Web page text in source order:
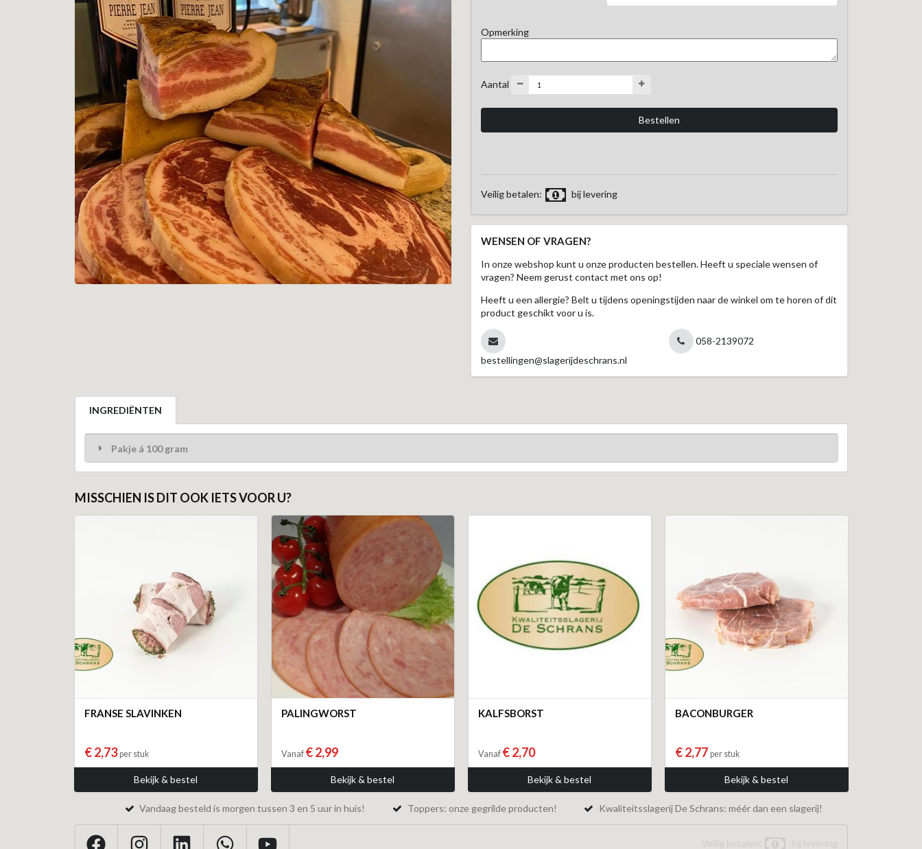
Opmerking
Aantal
Veilig betalen: bij levering
WENSEN OF VRAGEN?
In onze webshop kunt u onze producten bestellen. Heeft u speciale wensen of
vragen? Neem gerust contact met ons op!
Heeft u een allergie? Belt u tijdens openingstijden naar de winkel om te horen of dit
product geschikt voor u is.
bestellingen@slagerijdeschrans.nl
058-2139072
INGREDIËNTEN
Pakje á 100 gram
MISSCHIEN IS DIT OOK IETS VOOR U?
FRANSE SLAVINKEN
€ 2,73per stuk
Bekijk & bestel
PALINGWORST
Vanaf € 2,99
Bekijk & bestel
KALFSBORST
Vanaf € 2,70
Bekijk & bestel
BACONBURGER
€ 2,77 per stuk
Bekijk & bestel
Vandaag besteld is morgen tussen 3 en 5 uur in huis! Toppers: onze gegrilde producten! Kwaliteitsslagerij De Schrans: méér dan een slagerij!